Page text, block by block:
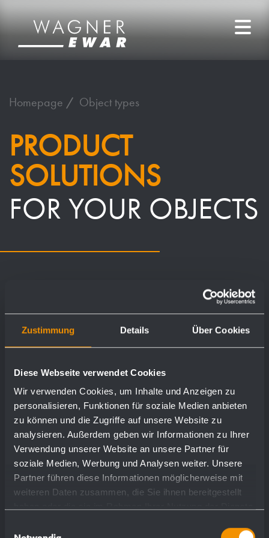
Zustimmung Details Über Cookies
Diese Webseite verwendet Cookies
Wir verwenden Cookies, um Inhalte und Anzeigen zu
personalisieren, Funktionen für soziale Medien anbieten
zu können und die Zugriffe auf unsere Website zu
analysieren. Außerdem geben wir Informationen zu Ihrer
Verwendung unserer Website an unsere Partner für
soziale Medien, Werbung und Analysen weiter. Unsere
Partner führen diese Informationen möglicherweise mit
weiteren Daten zusammen, die Sie ihnen bereitgestellt
Homepage Object types
PRODUCT
SOLUTIONS
FOR YOUR OBJECTS
The planning and design of commercial washrooms
and toilets is diverse. Depending on the type and size
of the building, for visitors or employees, standard
equipment or individual designs - we can offer